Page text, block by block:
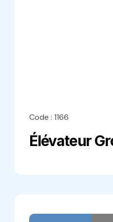
Code : 1166
Élévateur